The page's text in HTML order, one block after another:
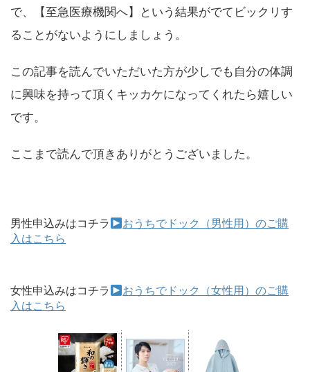
で、【至急医療機関へ】という結果がでてビックリす
ることがないようにしましょう。
この記事を読んでいただいた方が少しでも自分の体調
に興味を持って頂くキッカケになってくれたら嬉しい
です。
ここまで読んで頂きありがとうございました。
男性申込みはコチラ
おうちでドック（男性用）のご購
入はこちら
女性申込みはコチラ
おうちでドック（女性用）のご購
入はこちら